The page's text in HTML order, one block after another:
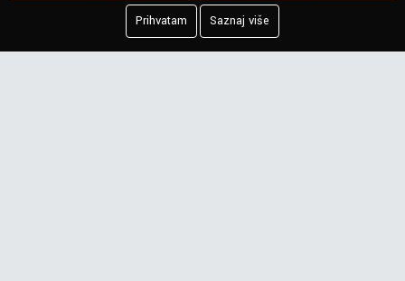
Prihvatam
Saznaj više